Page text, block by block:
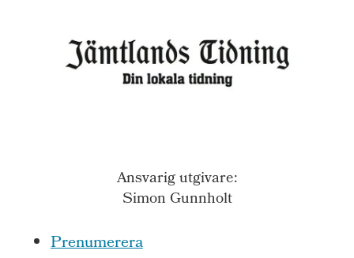
Ansvarig utgivare:
Simon Gunnholt
Prenumerera